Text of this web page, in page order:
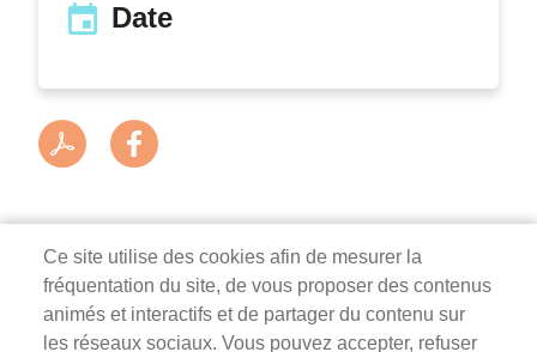
Date
Ce site utilise des cookies afin de mesurer la
fréquentation du site, de vous proposer des contenus
animés et interactifs et de partager du contenu sur
les réseaux sociaux. Vous pouvez accepter, refuser
Mairie de Survilliers